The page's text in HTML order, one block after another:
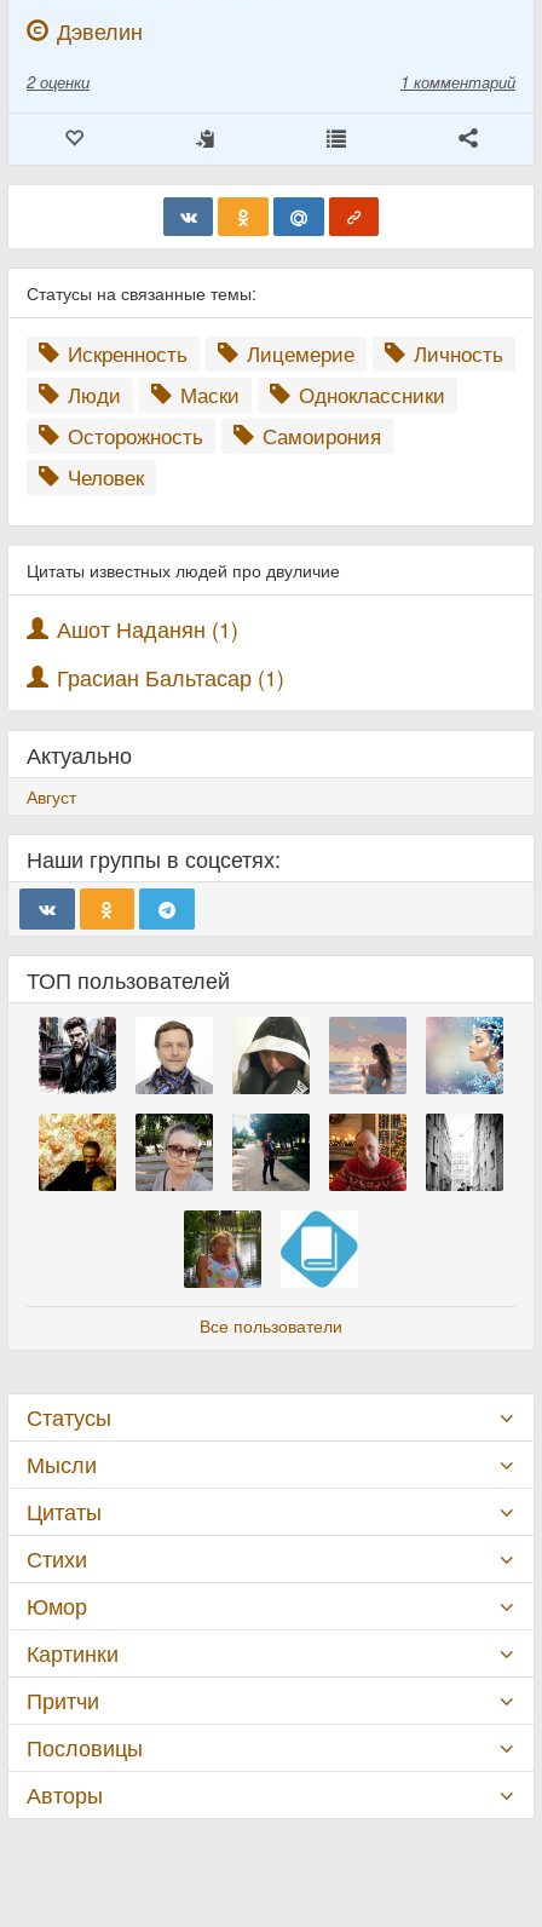
Дэвелин
2 оценки 1 комментарий
Статусы на связанные темы:
Искренность Лицемерие
Личность
Люди
Маски
Одноклассники
Осторожность
Самоирония
Человек
Цитаты известных людей про двуличие
Ашот Наданян (1)
Грасиан Бальтасар (1)
Актуально
Август
Наши группы в соцсетях:
ТОП пользователей
Все пользователи
Статусы
Мысли
Цитаты
Стихи
Юмор
Картинки
Притчи
Пословицы
Авторы